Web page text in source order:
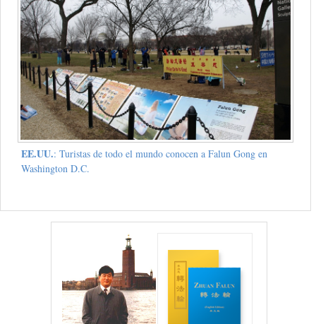
EE.UU.: Turistas de todo el mundo conocen a Falun Gong en
Washington D.C.